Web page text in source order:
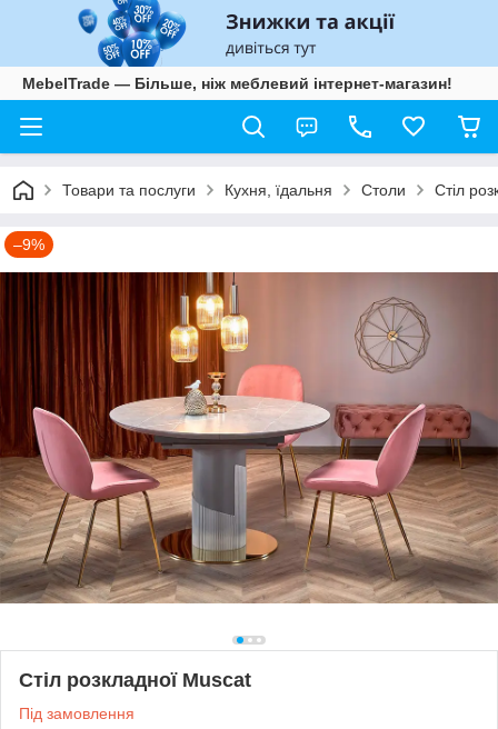
MebelTrade — Більше, ніж меблевий інтернет-магазин!
Товари та послуги Кухня, їдальня Столи Стіл
–9%
Стіл розкладної Muscat
Під замовлення